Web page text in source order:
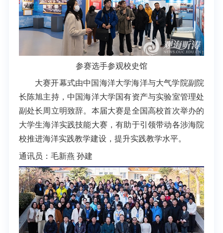
参赛选手参观校史馆
大赛开幕式由中国海洋大学海洋与大气学院副院
长陈旭主持，中国海洋大学国有资产与实验室管理处
副处长周立明致辞。 本届大赛是全国高校首次举办的
大学生海洋实践技能大赛，有助于引领带动各涉海院
校推进海洋实践教学建设，提升实践教学水平。
通讯员：毛新燕 孙建